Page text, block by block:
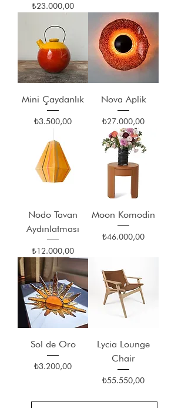
Fiyat
₺23.000,00
Mini Çaydanlık
Fiyat
₺3.500,00
Nova Aplik
Fiyat
₺27.000,00
Nodo Tavan
Aydınlatması
Fiyat
₺12.000,00
Moon Komodin
Fiyat
₺46.000,00
Sol de Oro
Fiyat
₺3.200,00
Lycia Lounge
Chair
Fiyat
₺55.550,00